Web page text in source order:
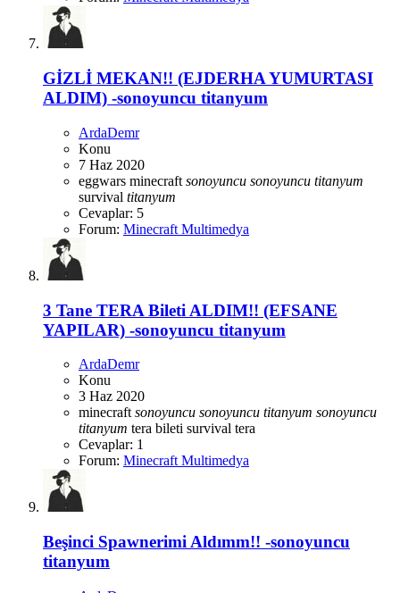
GİZLİ MEKAN!! (EJDERHA YUMURTASI
ALDIM) -sonoyuncu titanyum
ArdaDemr
Konu
7 Haz 2020
eggwars minecraft sonoyuncu sonoyuncu titanyum
survival titanyum
Cevaplar: 5
Forum: Minecraft Multimedya
3 Tane TERA Bileti ALDIM!! (EFSANE
YAPILAR) -sonoyuncu titanyum
ArdaDemr
Konu
3 Haz 2020
minecraft sonoyuncu sonoyuncu titanyum sonoyuncu
titanyum tera bileti survival tera
Cevaplar: 1
Forum: Minecraft Multimedya
Beşinci Spawnerimi Aldımm!! -sonoyuncu
titanyum